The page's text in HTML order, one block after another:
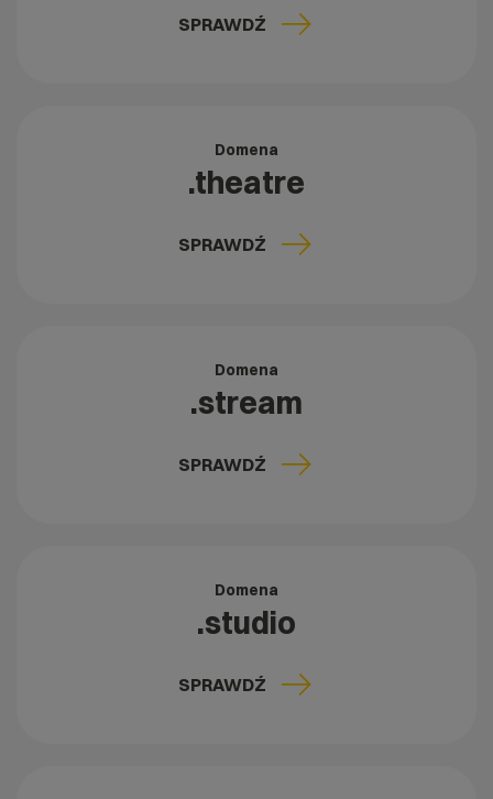
SPRAWDŹ
Domena
.theatre
SPRAWDŹ
Domena
.stream
SPRAWDŹ
Domena
.studio
SPRAWDŹ